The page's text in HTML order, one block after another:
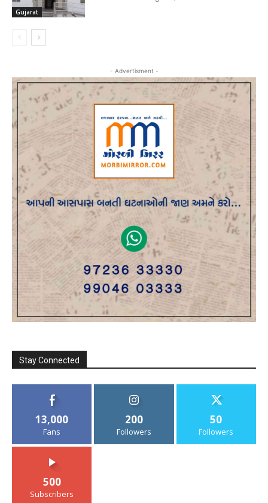
Gujarat
- Advertisment -
Stay Connected
13,000
Fans
200
Followers
50
Followers
500
Subscribers